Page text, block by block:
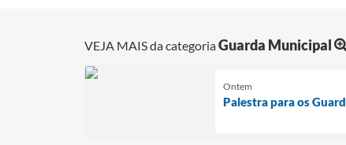
VEJA MAIS da categoriaGuarda Municipal
Ontem
Palestra para os